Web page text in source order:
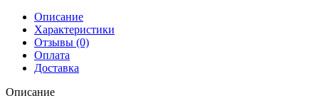
Описание
Характеристики
Отзывы (0)
Оплата
Доставка
Описание